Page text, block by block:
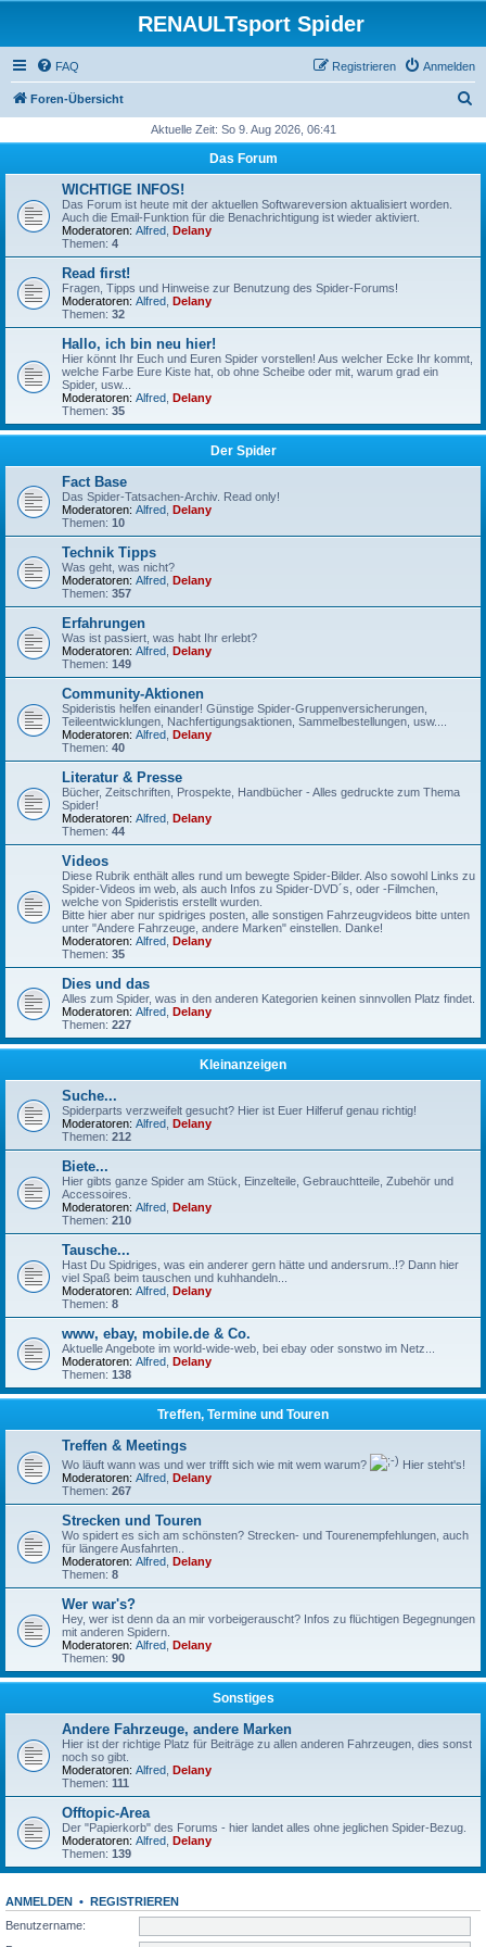
RENAULTsport Spider
FAQ Anmelden
Registrieren
Foren-Übersicht
h
Aktuelle Zeit: So 9. Aug 2026, 06:41
Das Forum
WICHTIGE INFOS!
Das Forum ist heute mit der aktuellen Softwareversion aktualisiert worden.
Auch die Email-Funktion für die Benachrichtigung ist wieder aktiviert.
Moderatoren: Alfred Delany
Themen: 4
Read first!
Fragen, Tipps und Hinweise zur Benutzung des Spider-Forums!
Moderatoren: Alfred Delany
Themen: 32
Hallo, ich bin neu hier!
Hier könnt Ihr Euch und Euren Spider vorstellen! Aus welcher Ecke Ihr kommt,
welche Farbe Eure Kiste hat, ob ohne Scheibe oder mit, warum grad ein
Spider, usw...
Moderatoren: Alfred Delany
Themen: 35
Der Spider
Fact Base
Das Spider-Tatsachen-Archiv. Read only!
Moderatoren: Alfred Delany
Themen: 10
Technik Tipps
Was geht, was nicht?
Moderatoren: Alfred Delany
Themen: 357
Erfahrungen
Was ist passiert, was habt Ihr erlebt?
Moderatoren: Alfred Delany
Themen: 149
Community-Aktionen
Spideristis helfen einander! Günstige Spider-Gruppenversicherungen,
Teileentwicklungen, Nachfertigungsaktionen, Sammelbestellungen, usw....
Moderatoren: Alfred Delany
Themen: 40
Literatur & Presse
Bücher, Zeitschriften, Prospekte, Handbücher - Alles gedruckte zum Thema
Spider!
Moderatoren: Alfred Delany
Themen: 44
Videos
Diese Rubrik enthält alles rund um bewegte Spider-Bilder. Also sowohl Links zu
Spider-Videos im web, als auch Infos zu Spider-DVD´s, oder -Filmchen,
welche von Spideristis erstellt wurden.
Bitte hier aber nur spidriges posten, alle sonstigen Fahrzeugvideos bitte unten
unter "Andere Fahrzeuge, andere Marken" einstellen. Danke!
Moderatoren: Alfred Delany
Themen: 35
Dies und das
Alles zum Spider, was in den anderen Kategorien keinen sinnvollen Platz findet.
Moderatoren: Alfred Delany
Themen: 227
Kleinanzeigen
Suche...
Spiderparts verzweifelt gesucht? Hier ist Euer Hilferuf genau richtig!
Moderatoren: Alfred Delany
Themen: 212
Biete...
Hier gibts ganze Spider am Stück, Einzelteile, Gebrauchtteile, Zubehör und
Accessoires.
Moderatoren: Alfred Delany
Themen: 210
Tausche...
Hast Du Spidriges, was ein anderer gern hätte und andersrum..!? Dann hier
viel Spaß beim tauschen und kuhhandeln...
Moderatoren: Alfred Delany
Themen: 8
www, ebay, mobile.de & Co.
Aktuelle Angebote im world-wide-web, bei ebay oder sonstwo im Netz...
Moderatoren: Alfred Delany
Themen: 138
Treffen, Termine und Touren
Treffen & Meetings
Wo läuft wann was und wer trifft sich wie mit wem warum?
Hier steht's!
Moderatoren: Alfred Delany
Themen: 267
Strecken und Touren
Wo spidert es sich am schönsten? Strecken- und Tourenempfehlungen, auch
für längere Ausfahrten..
Moderatoren: Alfred Delany
Themen: 8
Wer war's?
Hey, wer ist denn da an mir vorbeigerauscht? Infos zu flüchtigen Begegnungen
mit anderen Spidern.
Moderatoren: Alfred Delany
Themen: 90
Sonstiges
Andere Fahrzeuge, andere Marken
Hier ist der richtige Platz für Beiträge zu allen anderen Fahrzeugen, dies sonst
noch so gibt.
Moderatoren: Alfred Delany
Themen: 111
Offtopic-Area
Der "Papierkorb" des Forums - hier landet alles ohne jeglichen Spider-Bezug.
Moderatoren: Alfred Delany
Themen: 139
ANMELDEN • REGISTRIEREN
Benutzername: